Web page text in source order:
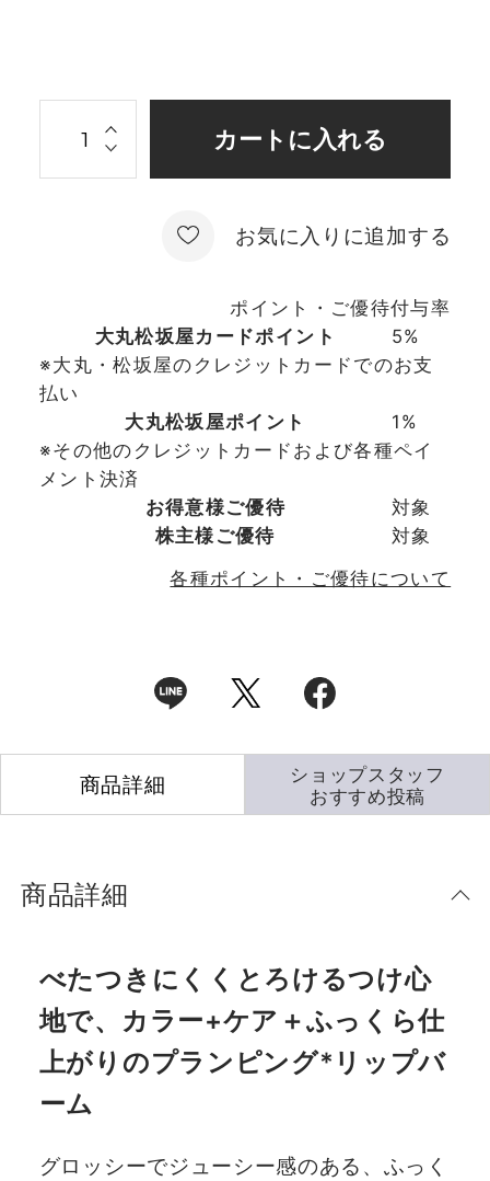
お気に入りに追加する
ポイント・ご優待付与率
大丸松坂屋カードポイント
5%
※大丸・松坂屋のクレジットカードでのお支
払い
大丸松坂屋ポイント
1%
※その他のクレジットカードおよび各種ペイ
メント決済
お得意様ご優待
対象
株主様ご優待
対象
各種ポイント・ご優待について
商品詳細
商品詳細
べたつきにくくとろけるつけ心
地で、カラー+ケア＋ふっくら仕
上がりのプランピング*リップバ
ーム
グロッシーでジューシー感のある、ふっく
ショップスタッフ
おすすめ投稿